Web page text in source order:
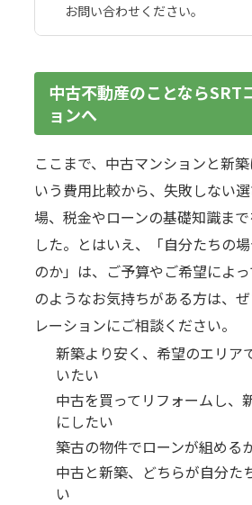
お問い合わせください。
中古不動産のことならSRT
ョンへ
ここまで、中古マンションと新
いう費用比較から、失敗しない
場、税金やローンの基礎知識ま
した。とはいえ、「自分たちの
のか」は、ご予算やご希望によ
のようなお気持ちがある方は、
レーションにご相談ください。
新築より安く、希望のエリア
いたい
中古を買ってリフォームし、
にしたい
築古の物件でローンが組める
中古と新築、どちらが自分た
い